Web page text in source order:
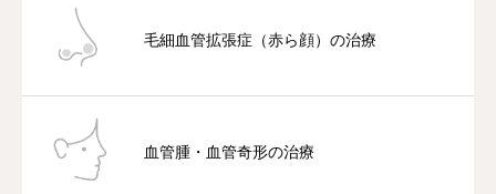
毛細血管拡張症（赤ら顔）の治療
血管腫・血管奇形の治療